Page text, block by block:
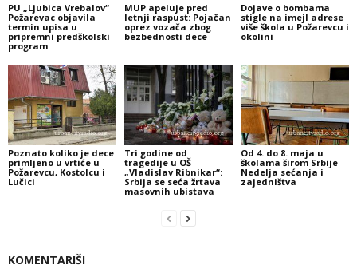
PU „Ljubica Vrebalov“
Požarevac objavila
termin upisa u
pripremni predškolski
program
MUP apeluje pred
letnji raspust: Pojačan
oprez vozača zbog
bezbednosti dece
Dojave o bombama
stigle na imejl adrese
više škola u Požarevcu i
okolini
Poznato koliko je dece
primljeno u vrtiće u
Požarevcu, Kostolcu i
Lučici
Tri godine od
tragedije u OŠ
„Vladislav Ribnikar“:
Srbija se seća žrtava
masovnih ubistava
Od 4. do 8. maja u
školama širom Srbije
Nedelja sećanja i
zajedništva
KOMENTARIŠI